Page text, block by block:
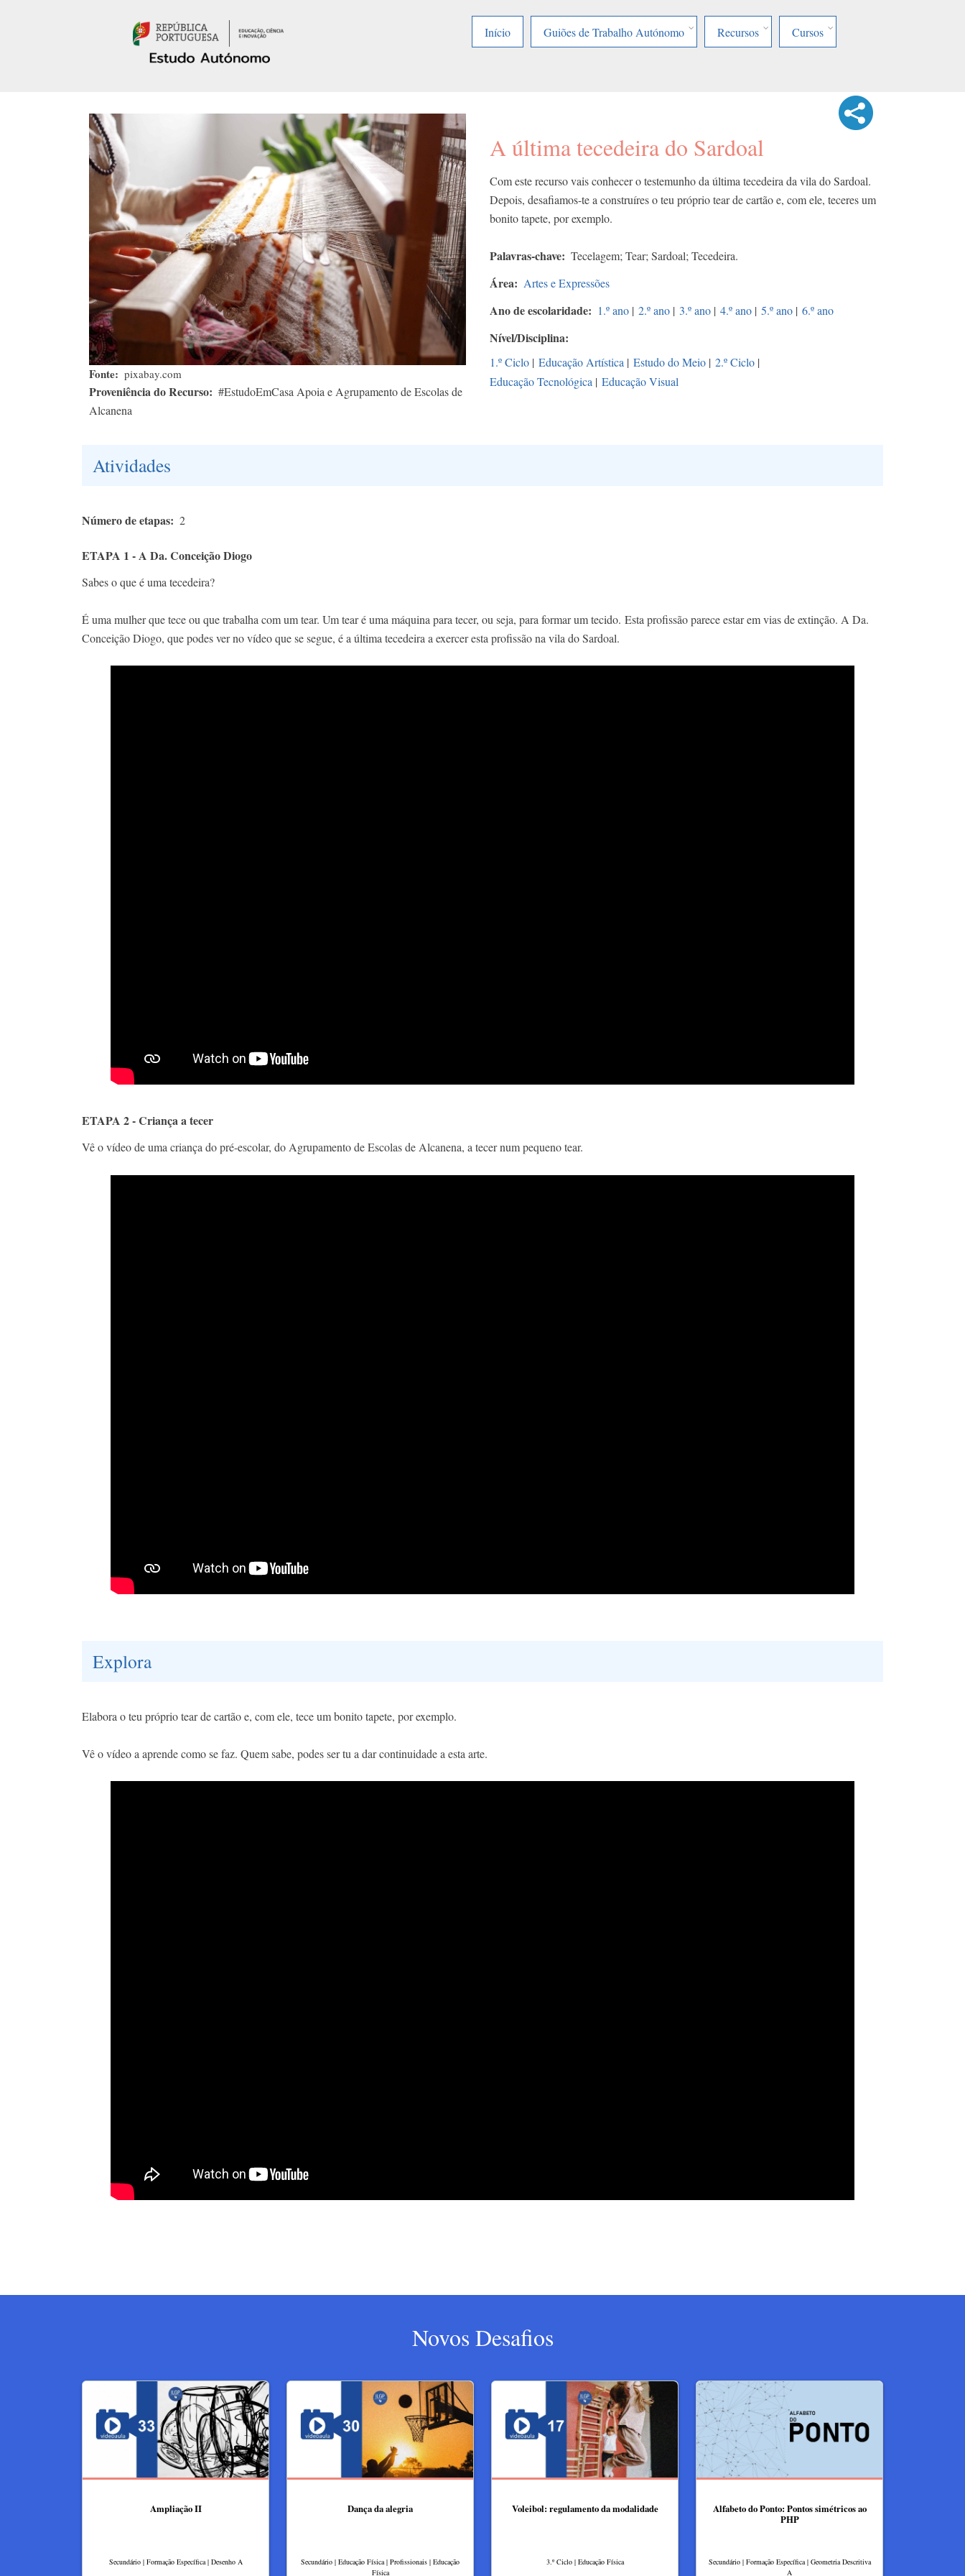
Início
Guiões de Trabalho Autónomo Recursos Cursos
Fonte pixabay.com
Proveniência do Recurso
#EstudoEmCasa Apoia e Agrupamento de Escolas de
Alcanena
A última tecedeira do Sardoal
Com este recurso vais conhecer o testemunho da última tecedeira da vila do Sardoal.
Depois, desafiamos-te a construíres o teu próprio tear de cartão e, com ele, teceres um
bonito tapete, por exemplo.
Palavras-chave Tecelagem; Tear; Sardoal; Tecedeira.
Área Artes e Expressões
Ano de escolaridade 1.º ano | 2.º ano | 3.º ano | 4.º ano | 5.º ano | 6.º ano
Nível/Disciplina
1.º Ciclo | Educação Artística | Estudo do Meio | 2.º Ciclo |
Educação Tecnológica | Educação Visual
Atividades
Número de etapas 2
ETAPA 1 - A Da. Conceição Diogo
Sabes o que é uma tecedeira?
É uma mulher que tece ou que trabalha com um tear. Um tear é uma máquina para tecer, ou seja, para formar um tecido. Esta profissão parece estar em vias de extinção. A Da.
Conceição Diogo, que podes ver no vídeo que se segue, é a última tecedeira a exercer esta profissão na vila do Sardoal.
ETAPA 2 - Criança a tecer
Vê o vídeo de uma criança do pré-escolar, do Agrupamento de Escolas de Alcanena, a tecer num pequeno tear.
Explora
Elabora o teu próprio tear de cartão e, com ele, tece um bonito tapete, por exemplo.
Vê o vídeo a aprende como se faz. Quem sabe, podes ser tu a dar continuidade a esta arte.
Novos Desafios
Ampliação II
Secundário | Formação Específica | Desenho A
Dança da alegria
Secundário | Educação Física | Profissionais | Educação
Física
Voleibol: regulamento da modalidade
3.º Ciclo | Educação Física
Alfabeto do Ponto: Pontos simétricos ao
PHP
Secundário | Formação Específica | Geometria Descritiva
A